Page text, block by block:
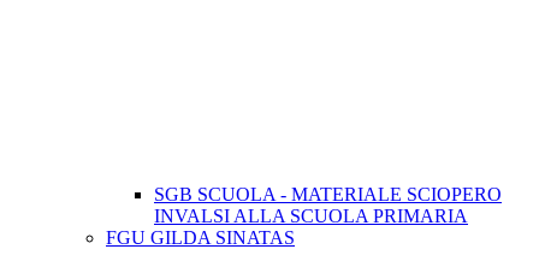
SGB SCUOLA - MATERIALE SCIOPERO
INVALSI ALLA SCUOLA PRIMARIA
FGU GILDA SINATAS